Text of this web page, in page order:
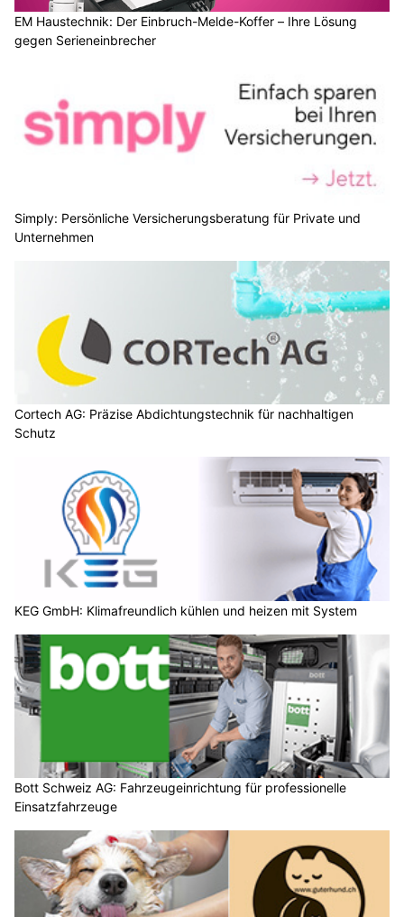
EM Haustechnik: Der Einbruch-Melde-Koffer – Ihre Lösung
gegen Serieneinbrecher
Simply: Persönliche Versicherungsberatung für Private und
Unternehmen
Cortech AG: Präzise Abdichtungstechnik für nachhaltigen
Schutz
KEG GmbH: Klimafreundlich kühlen und heizen mit System
Bott Schweiz AG: Fahrzeugeinrichtung für professionelle
Einsatzfahrzeuge